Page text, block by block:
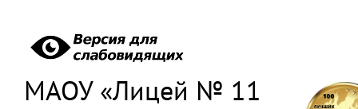
МАОУ «Лицей № 11